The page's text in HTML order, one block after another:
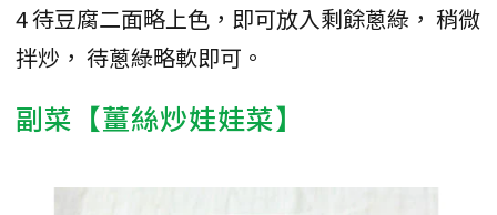
4 待豆腐二面略上色，即可放入剩餘蔥綠， 稍微
拌炒， 待蔥綠略軟即可。
副菜【薑絲炒娃娃菜】